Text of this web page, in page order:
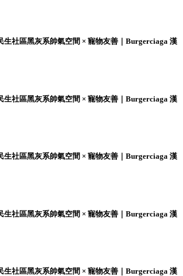
生社區黑灰系帥氣空間 × 寵物友善｜Burgerciaga 漢
生社區黑灰系帥氣空間 × 寵物友善｜Burgerciaga 漢
生社區黑灰系帥氣空間 × 寵物友善｜Burgerciaga 漢
生社區黑灰系帥氣空間 × 寵物友善｜Burgerciaga 漢
生社區黑灰系帥氣空間 × 寵物友善｜Burgerciaga 漢